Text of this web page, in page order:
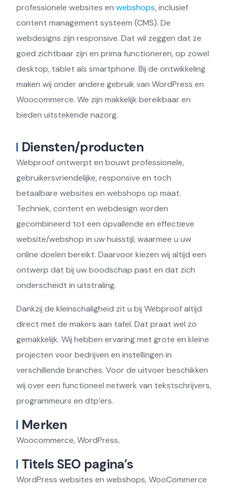
professionele websites en webshops, inclusief
content management systeem (CMS). De
webdesigns zijn responsive. Dat wil zeggen dat ze
goed zichtbaar zijn en prima functioneren, op zowel
desktop, tablet als smartphone. Bij de ontwikkeling
maken wij onder andere gebruik van WordPress en
Woocommerce. We zijn makkelijk bereikbaar en
bieden uitstekende nazorg.
Diensten/producten
Webproof ontwerpt en bouwt professionele,
gebruikersvriendelijke, responsive en toch
betaalbare websites en webshops op maat.
Techniek, content en webdesign worden
gecombineerd tot een opvallende en effectieve
website/webshop in uw huisstijl, waarmee u uw
online doelen bereikt. Daarvoor kiezen wij altijd een
ontwerp dat bij uw boodschap past en dat zich
onderscheidt in uitstraling.
Dankzij de kleinschaligheid zit u bij Webproof altijd
direct met de makers aan tafel. Dat praat wel zo
gemakkelijk. Wij hebben ervaring met grote en kleine
projecten voor bedrijven en instellingen in
verschillende branches. Voor de uitvoer beschikken
wij over een functioneel netwerk van tekstschrijvers,
programmeurs en dtp’ers.
Merken
Woocommerce, WordPress,
Titels SEO pagina’s
WordPress websites en webshops, WooCommerce